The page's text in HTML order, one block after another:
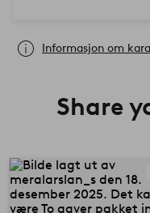
Informasjon om
Share